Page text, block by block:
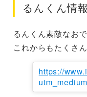
るんくん情
るんくん素敵なお
これからもたくさ
https://